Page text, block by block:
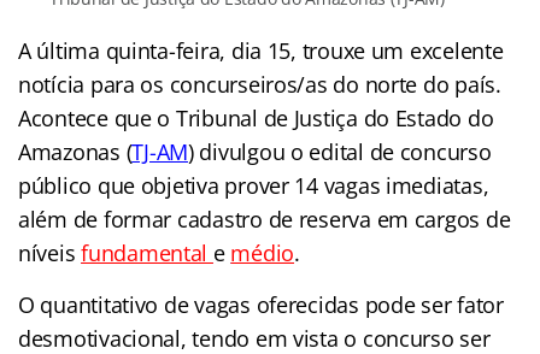
A última quinta-feira, dia 15, trouxe um excelente
notícia para os concurseiros/as do norte do país.
Acontece que o Tribunal de Justiça do Estado do
Amazonas (TJ-AM) divulgou o edital de concurso
público que objetiva prover 14 vagas imediatas,
além de formar cadastro de reserva em cargos de
níveisfundamental e médio.
O quantitativo de vagas oferecidas pode ser fator
desmotivacional, tendo em vista o concurso ser